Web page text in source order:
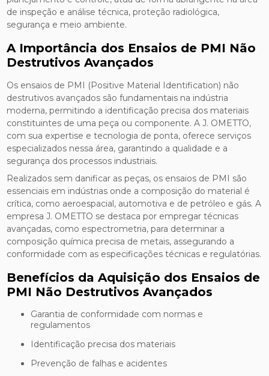
de inspeção e análise técnica, proteção radiológica,
segurança e meio ambiente.
A Importância dos Ensaios de PMI Não
Destrutivos Avançados
Os ensaios de PMI (Positive Material Identification) não
destrutivos avançados são fundamentais na indústria
moderna, permitindo a identificação precisa dos materiais
constituintes de uma peça ou componente. A J. OMETTO,
com sua expertise e tecnologia de ponta, oferece serviços
especializados nessa área, garantindo a qualidade e a
segurança dos processos industriais.
Realizados sem danificar as peças, os ensaios de PMI são
essenciais em indústrias onde a composição do material é
crítica, como aeroespacial, automotiva e de petróleo e gás. A
empresa J. OMETTO se destaca por empregar técnicas
avançadas, como espectrometria, para determinar a
composição química precisa de metais, assegurando a
conformidade com as especificações técnicas e regulatórias.
Benefícios da Aquisição dos Ensaios de
PMI Não Destrutivos Avançados
Garantia de conformidade com normas e
regulamentos
Identificação precisa dos materiais
Prevenção de falhas e acidentes